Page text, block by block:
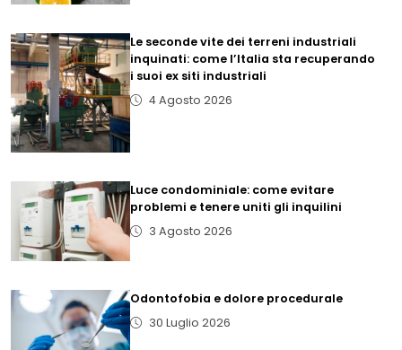
Le seconde vite dei terreni industriali
inquinati: come l’Italia sta recuperando
i suoi ex siti industriali
4 Agosto 2026
Luce condominiale: come evitare
problemi e tenere uniti gli inquilini
3 Agosto 2026
Odontofobia e dolore procedurale
30 Luglio 2026